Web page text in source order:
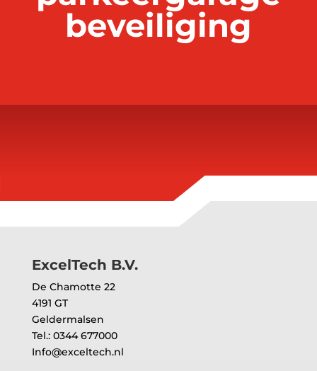
beveiliging
ExcelTech B.V.
De Chamotte 22
4191 GT
Geldermalsen
Tel.: 0344 677000
Info@exceltech.nl